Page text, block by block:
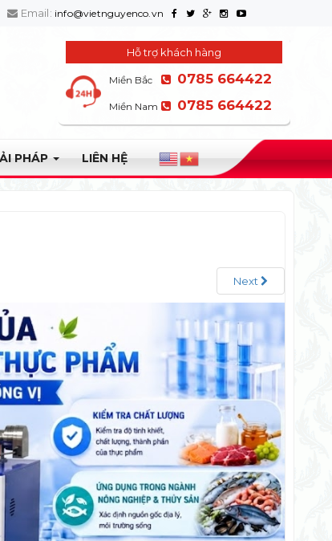
Email: info@vietnguyenco.vn
Hỗ trợ khách hàng
Miền Bắc 0785 664422
Miền Nam 0785 664422
PHÁP LIÊN HỆ
Next